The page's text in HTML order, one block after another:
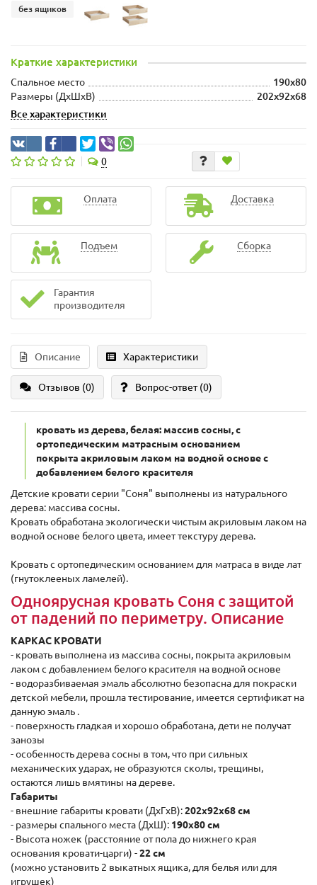
без ящиков
Краткие характеристики
Спальное место
190x80
Размеры (ДхШxВ)
202x92x68
Все характеристики
0
Оплата Доставка
Подъем Сборка
Гарантия
производителя
Описание Характеристики
Отзывов (0) Вопрос-ответ(0)
кровать из дерева, белая: массив сосны, с
ортопедическим матрасным основанием
покрыта акриловым лаком на водной основе с
добавлением белого красителя
Детские кровати серии "Соня" выполнены из натурального
дерева: массива сосны.
Кровать обработана экологически чистым акриловым лаком на
водной основе белого цвета, имеет текстуру дерева.
Кровать с ортопедическим основанием для матраса в виде лат
(гнутоклееных ламелей).
Одноярусная кровать Соня с защитой
от падений по периметру. Описание
КАРКАС КРОВАТИ
- кровать выполнена из массива сосны, покрыта акриловым
лаком с добавлением белого красителя на водной основе
- водоразбиваемая эмаль абсолютно безопасна для покраски
детской мебели, прошла тестирование, имеется сертификат на
данную эмаль .
- поверхность гладкая и хорошо обработана, дети не получат
занозы
- особенность дерева сосны в том, что при сильных
механических ударах, не образуются сколы, трещины,
остаются лишь вмятины на дереве.
Габариты
- внешние габариты кровати (ДхГxВ):202x92x68 см
- размеры спального места (ДхШ): 190x80 см
- Высота ножек (расстояние от пола до нижнего края
основания кровати-царги) -22 см
(можно установить 2 выкатных ящика, для белья или для
игрушек)